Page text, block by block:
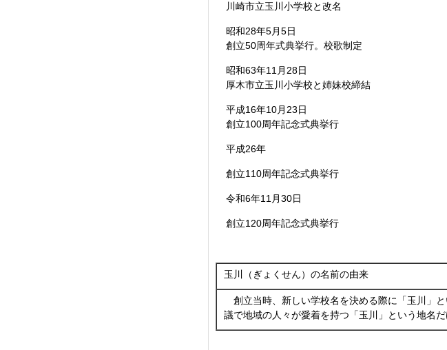
川崎市立玉川小学校と改名
昭和28年5月5日
創立50周年式典挙行。校歌制定
昭和63年11月28日
厚木市立玉川小学校と姉妹校締結
平成16年10月23日
創立100周年記念式典挙行
平成26年
創立110周年記念式典挙行
令和6年11月30日
創立120周年記念式典挙行
玉川（ぎょくせん）の名前の由来
創立当時、新しい学校名を決める際に「玉川」
議で地域の人々が愛着を持つ「玉川」という地名